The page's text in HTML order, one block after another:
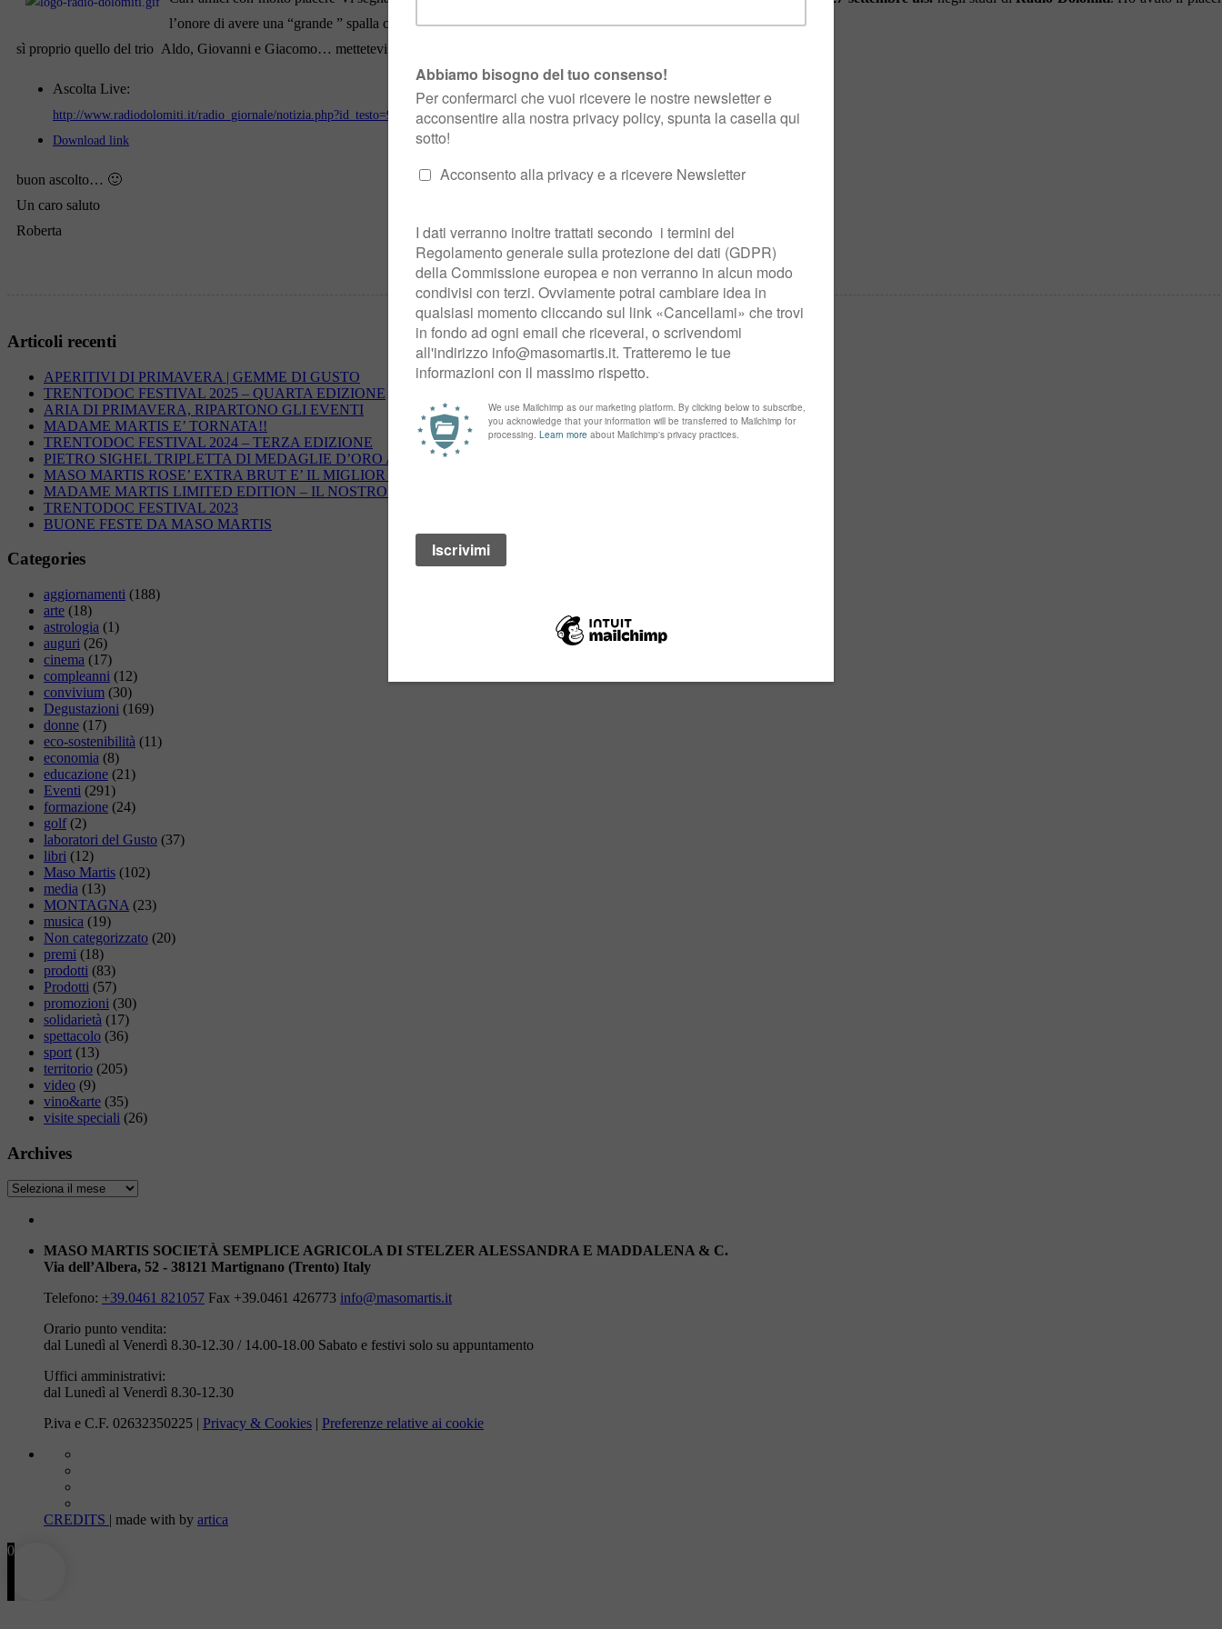
l’onore di avere una “grande ” spalla comeGiovanni Storti…
sì proprio quello del trio Aldo, Giovanni e Giacomo… mettetevi le cuffie e linkatevi qui :
Ascolta Live:
http://www.radiodolomiti.it/radio_giornale/notizia.php?id_testo=9111&console=mp
Download link
buon ascolto… 🙂
Un caro saluto
Roberta
Articoli recenti
APERITIVI DI PRIMAVERA | GEMME DI GUSTO
TRENTODOC FESTIVAL 2025 – QUARTA EDIZIONE
ARIA DI PRIMAVERA, RIPARTONO GLI EVENTI
MADAME MARTIS E’ TORNATA!!
TRENTODOC FESTIVAL 2024 – TERZA EDIZIONE
PIETRO SIGHEL TRIPLETTA DI MEDAGLIE D’ORO AGLI EUROPEI
MASO MARTIS ROSE’ EXTRA BRUT E’ IL MIGLIOR ROSE’ AL MONDO
MADAME MARTIS LIMITED EDITION – IL NOSTRO GRANDE PROGETTO
TRENTODOC FESTIVAL 2023
BUONE FESTE DA MASO MARTIS
Categories
aggiornamenti (188)
arte (18)
astrologia (1)
auguri (26)
cinema (17)
compleanni (12)
convivium (30)
Degustazioni (169)
donne (17)
eco-sostenibilità (11)
economia (8)
educazione (21)
Eventi (291)
formazione (24)
golf(2)
laboratori del Gusto (37)
libri (12)
Maso Martis (102)
media (13)
MONTAGNA (23)
musica (19)
Non categorizzato (20)
premi (18)
prodotti (83)
Prodotti (57)
promozioni (30)
solidarietà (17)
spettacolo (36)
sport (13)
territorio (205)
video (9)
vino&arte (35)
visite speciali (26)
Archives
Archives
MASO MARTIS SOCIETÀ SEMPLICE AGRICOLA DI STELZER ALESSANDRA E MADDALENA & C.
Via dell’Albera, 52 - 38121 Martignano (Trento) Italy
Telefono: +39.0461 821057 Fax +39.0461 426773 info@masomartis.it
Orario punto vendita:
dal Lunedì al Venerdì 8.30-12.30 / 14.00-18.00 Sabato e festivi solo su appuntamento
Uffici amministrativi:
dal Lunedì al Venerdì 8.30-12.30
P.iva e C.F. 02632350225 | Privacy & Cookies Preferenze relative ai cookie
CREDITS | made with by artica
0